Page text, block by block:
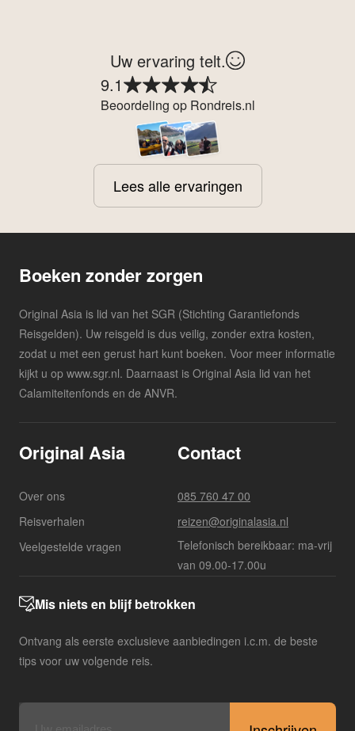
Uw ervaring telt.
9.1
Beoordeling op Rondreis.nl
Lees alle ervaringen
Boeken zonder zorgen
Original Asia is lid van het SGR (Stichting Garantiefonds
Reisgelden). Uw reisgeld is dus veilig, zonder extra kosten,
zodat u met een gerust hart kunt boeken. Voor meer informatie
kijkt u op www.sgr.nl. Daarnaast is Original Asia lid van het
Calamiteitenfonds en de ANVR.
Original Asia
Over ons
Reisverhalen
Veelgestelde vragen
Contact
085 760 47 00
reizen@originalasia.nl
Telefonisch bereikbaar: ma-vrij
van 09.00-17.00u
Mis niets en blijf betrokken
Ontvang als eerste exclusieve aanbiedingen i.c.m. de beste
tips voor uw volgende reis.